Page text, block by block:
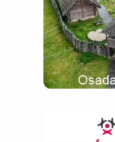
slow life
spacery
strzelnice
śluby i wesela w
tanie taxi w
wakeparki,